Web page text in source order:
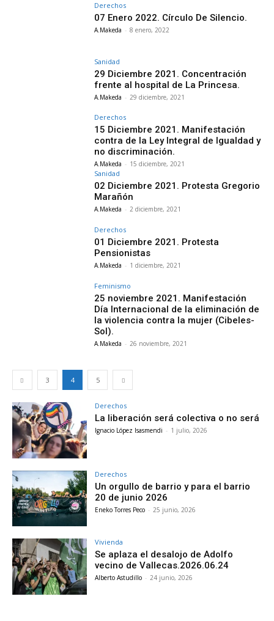
Derechos
07 Enero 2022. Círculo De Silencio.
A.Makeda - 8 enero, 2022
Sanidad
29 Diciembre 2021. Concentración
frente al hospital de La Princesa.
A.Makeda - 29 diciembre, 2021
Derechos
15 Diciembre 2021. Manifestación
contra de la Ley Integral de Igualdad y
no discriminación.
A.Makeda - 15 diciembre, 2021
Sanidad
02 Diciembre 2021. Protesta Gregorio
Marañón
A.Makeda - 2 diciembre, 2021
Derechos
01 Diciembre 2021. Protesta
Pensionistas
A.Makeda - 1 diciembre, 2021
Feminismo
25 noviembre 2021. Manifestación
Día Internacional de la eliminación de
la violencia contra la mujer (Cibeles-
Sol).
A.Makeda - 26 noviembre, 2021
3 4 5
Derechos
La liberación será colectiva o no será
Ignacio López Isasmendi - 1 julio, 2026
Derechos
Un orgullo de barrio y para el barrio
20 de junio 2026
Eneko Torres Peco - 25 junio, 2026
Vivienda
Se aplaza el desalojo de Adolfo
vecino de Vallecas.2026.06.24
Alberto Astudillo - 24 junio, 2026